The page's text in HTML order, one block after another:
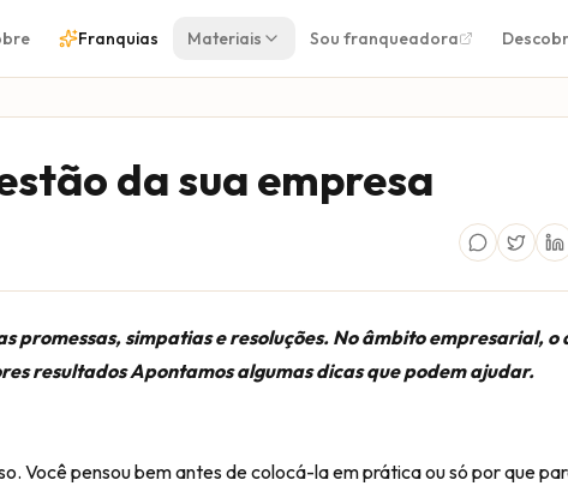
Franquias Materiais Sou franqueadora
da sua empresa
promessas, simpatias e resoluções. No âmbito empresarial, o
resultados Apontamos algumas dicas que podem ajudar.
Você pensou bem antes de colocá-la em prática ou só por que